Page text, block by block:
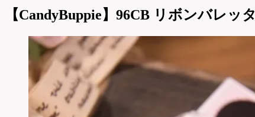
【CandyBuppie】96CB リボンバレッタ